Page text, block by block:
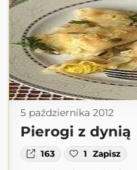
5 października 2012
Pierogi z dynią
163 1 Zapisz